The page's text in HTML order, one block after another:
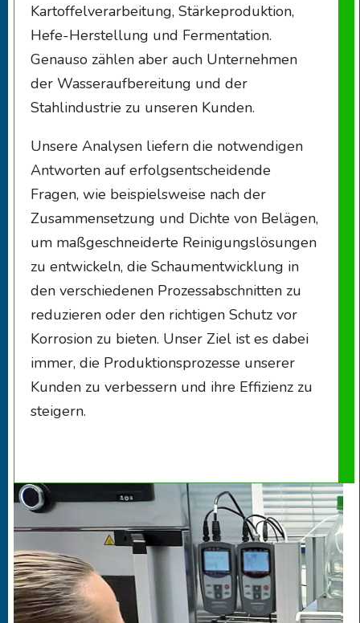
Kartoffelverarbeitung, Stärkeproduktion,
Hefe-Herstellung und Fermentation.
Genauso zählen aber auch Unternehmen
der Wasseraufbereitung und der
Stahlindustrie zu unseren Kunden.
Unsere Analysen liefern die notwendigen
Antworten auf erfolgsentscheidende
Fragen, wie beispielsweise nach der
Zusammensetzung und Dichte von Belägen,
um maßgeschneiderte Reinigungslösungen
zu entwickeln, die Schaumentwicklung in
den verschiedenen Prozessabschnitten zu
reduzieren oder den richtigen Schutz vor
Korrosion zu bieten. Unser Ziel ist es dabei
immer, die Produktionsprozesse unserer
Kunden zu verbessern und ihre Effizienz zu
steigern.